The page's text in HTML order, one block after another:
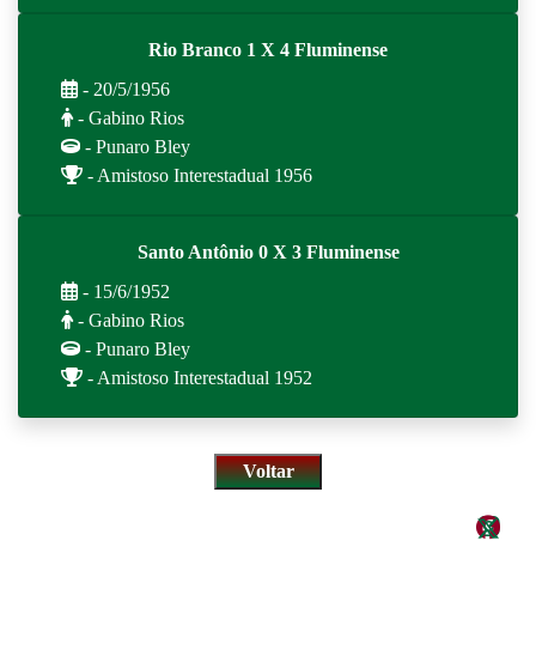
Rio Branco 1 X 4 Fluminense
- 20/5/1956
- Gabino Rios
- Punaro Bley
- Amistoso Interestadual 1956
Santo Antônio 0 X 3 Fluminense
- 15/6/1952
- Gabino Rios
- Punaro Bley
- Amistoso Interestadual 1952